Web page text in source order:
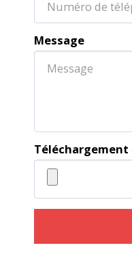
Message
Téléchargement